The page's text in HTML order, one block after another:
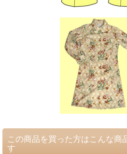
この商品を買った方はこんな商
す